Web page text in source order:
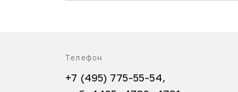
Телефон
+7 (495) 775-55-54,